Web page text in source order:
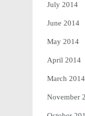
July 2014
June 2014
May 2014
April 2014
March 2014
November